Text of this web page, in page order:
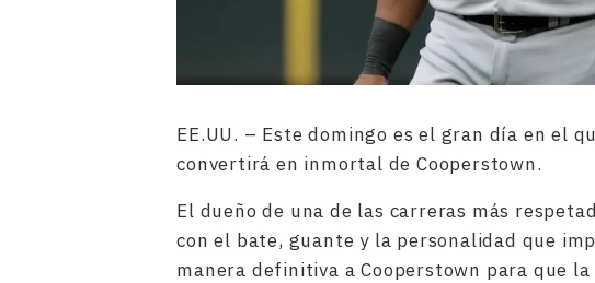
EE.UU. – Este domingo es el gran día en el
convertirá en inmortal de Cooperstown.
El dueño de una de las carreras más
con el bate, guante y la personalidad que
manera definitiva a Cooperstown para que